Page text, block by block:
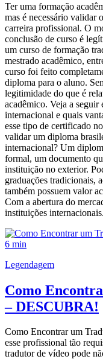
Ter uma formação
mas é necessário validar
carreira profissional. O
conclusão de curso é
um curso de formação
mestrado acadêmico,
curso foi feito
diploma para o aluno.
legitimidade do que é
acadêmico. Veja a seguir
internacional e quais
esse tipo de certificado
validar um diploma
internacional? Um
formal, um documento
instituição no exterior.
graduações tradicionais,
também possuem valor
Com a abertura do
instituições internacionais.
6 min
Legendagem
Como
– DESCUBRA!
Como Encontrar um
esse profissional tão
tradutor de vídeo pode